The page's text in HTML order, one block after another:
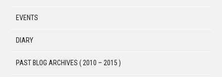
EVENTS
DIARY
PAST BLOG ARCHIVES ( 2010 – 2015 )